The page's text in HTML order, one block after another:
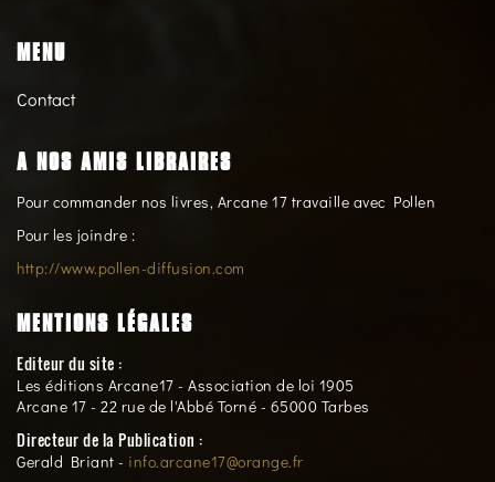
MENU
Contact
A NOS AMIS LIBRAIRES
Pour commander nos livres, Arcane 17 travaille avec Pollen
Pour les joindre :
http://www.pollen-diffusion.com
MENTIONS LÉGALES
Editeur du site :
Les éditions Arcane17 - Association de loi 1905
Arcane 17 - 22 rue de l'Abbé Torné - 65000 Tarbes
Directeur de la Publication :
Gerald Briant - info.arcane17@orange.fr